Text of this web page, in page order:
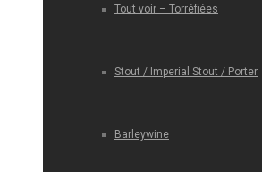
Tout voir – Torréfiées
Stout / Imperial Stout / Porter
Barleywine